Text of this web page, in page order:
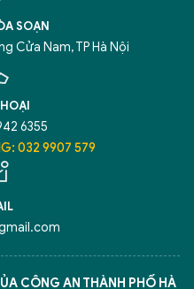
SOẠN
Cửa Nam, TP Hà Nội
6355
032 9907 579
CÔNG AN THÀNH PHỐ HÀ